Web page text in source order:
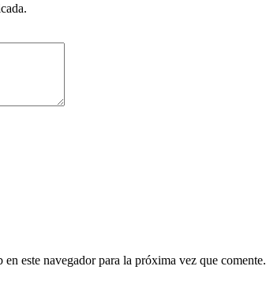
este navegador para la próxima vez que comente.